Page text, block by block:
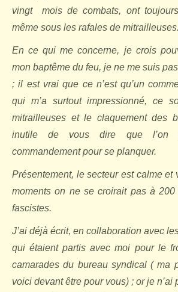
vingt
mois de combats, ont
même sous les rafales de mitrailleuses.
En ce qui me concerne, je crois
mon baptême du feu, je ne me suis
; il est vrai que ce n’est qu’un
qui m’a surtout impressionné, ce
mitrailleuses et le claquement des
inutile de vous dire que l’on
commandement pour se planquer.
Présentement, le secteur est calme et
moments on ne se croirait pas à
fascistes.
J’ai déjà écrit, en collaboration avec
qui étaient partis avec moi pour le
camarades du bureau syndical ( ma
voici devant être pour vous) ; or je n’ai